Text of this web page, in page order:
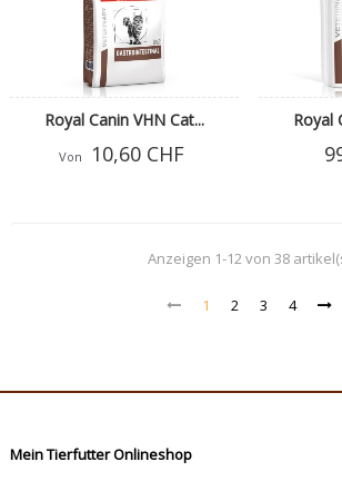
Royal Canin VHN Cat...
Von 10,60 CHF
Royal
Anzeigen 1-12 von 38
1 2 3 4
Mein Tierfutter Onlineshop